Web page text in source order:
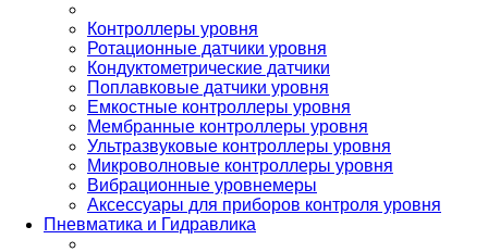
Контроллеры уровня
Ротационные датчики уровня
Кондуктометрические датчики
Поплавковые датчики уровня
Емкостные контроллеры уровня
Мембранные контроллеры уровня
Ультразвуковые контроллеры уровня
Микроволновые контроллеры уровня
Вибрационные уровнемеры
Аксессуары для приборов контроля уровня
Пневматика и Гидравлика